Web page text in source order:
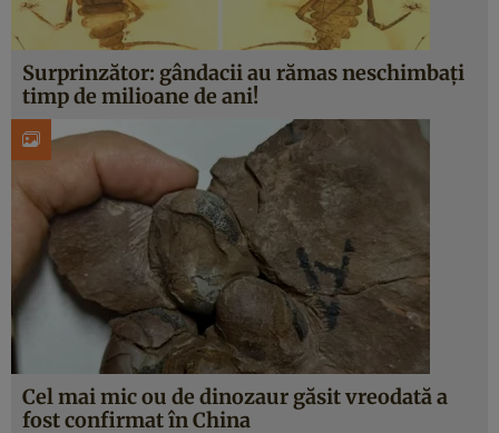
Surprinzător: gândacii au rămas neschimbați
timp de milioane de ani!
Cel mai mic ou de dinozaur găsit vreodată a
fost confirmat în China